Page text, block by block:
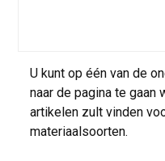
U kunt op één van de
naar de pagina te
artikelen zult vinden
materiaalsoorten.